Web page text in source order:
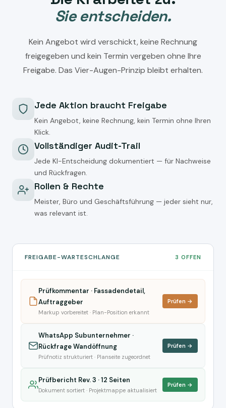
Sie entscheiden.
Kein Angebot wird verschickt, keine Rechnung
freigegeben und kein Termin vergeben ohne Ihre
Freigabe. Das Vier-Augen-Prinzip bleibt erhalten.
Jede Aktion braucht Freigabe
Kein Angebot, keine Rechnung, kein Termin ohne Ihren
Klick.
Vollständiger Audit-Trail
Jede KI-Entscheidung dokumentiert — für Nachweise
und Rückfragen.
Rollen & Rechte
Meister, Büro und Geschäftsführung — jeder sieht nur,
was relevant ist.
FREIGABE-WARTESCHLANGE 3 OFFEN
Prüfkommentar · Fassadendetail,
Auftraggeber
Markup vorbereitet · Plan-Position erkannt
Prüfen →
WhatsApp Subunternehmer ·
Rückfrage Wandöffnung
Prüfnotiz strukturiert · Planseite zugeordnet
Prüfen →
Prüfbericht Rev. 3 · 12 Seiten
Dokument sortiert · Projektmappe aktualisiert
Prüfen →